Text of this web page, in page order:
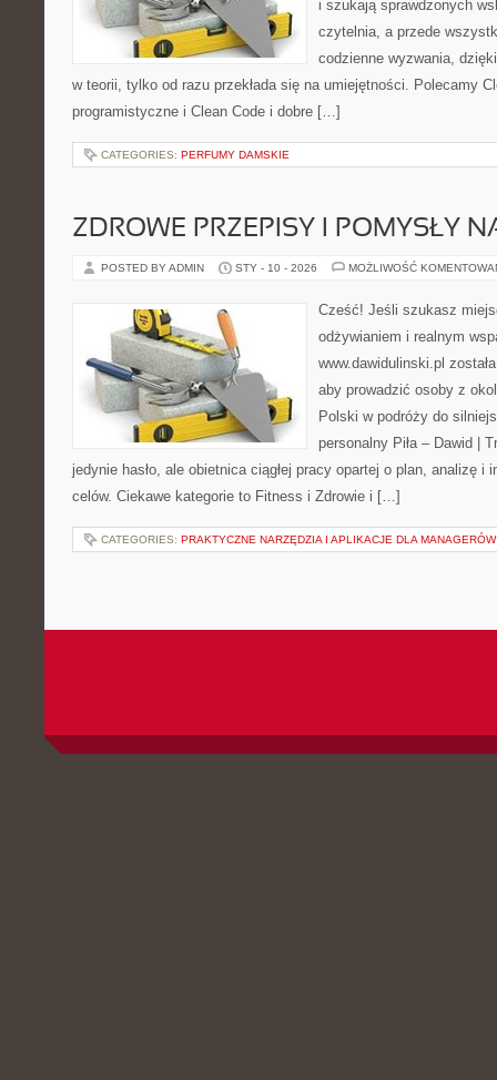
i szukają sprawdzonych
czytelnia, a przede
codzienne wyzwania,
w teorii, tylko od razu przekłada się na umiejętności. Polecamy
programistyczne i Clean Code i dobre […]
CATEGORIES: PERFUMY DAMSKIE
ZDROWE PRZEPISY I POMYSŁY
POSTED BY ADMIN STY - 10 - 2026 MOŻLIWOŚĆ
Cześć! Jeśli szukasz
odżywianiem i realnym
www.dawidulinski.pl
aby prowadzić osoby z
Polski w podróży do
personalny Piła – Dawid |
jedynie hasło, ale obietnica ciągłej pracy opartej o plan, analizę i
celów. Ciekawe kategorie to Fitness i Zdrowie i […]
CATEGORIES: PRAKTYCZNE NARZĘDZIA I APLIKACJE DLA MANAGERÓW